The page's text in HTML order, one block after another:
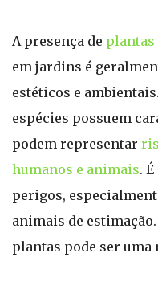
A presença de plantas
em jardins é
estéticos e
espécies possuem
podem representar
humanos e animais.
perigos,
animais de
plantas pode ser uma